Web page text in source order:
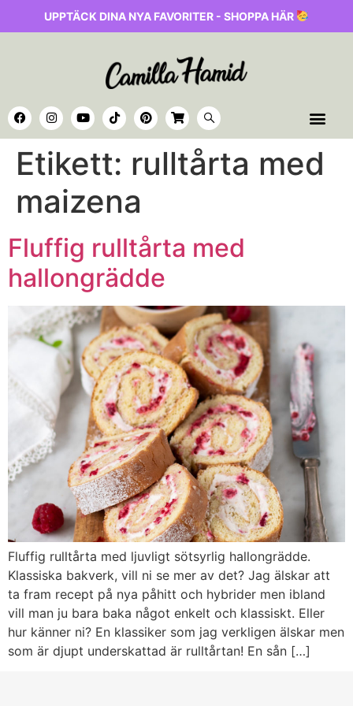
UPPTÄCK DINA NYA FAVORITER - SHOPPA HÄR
Etikett: rulltårta med
maizena
Fluffig rulltårta med
hallongrädde
Fluffig rulltårta med ljuvligt sötsyrlig hallongrädde.
Klassiska bakverk, vill ni se mer av det? Jag älskar att
ta fram recept på nya påhitt och hybrider men ibland
vill man ju bara baka något enkelt och klassiskt. Eller
hur känner ni? En klassiker som jag verkligen älskar men
som är djupt underskattad är rulltårtan! En sån […]